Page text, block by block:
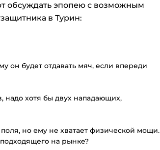
обсуждать эпопею с возможным
в Турин:
он будет отдавать мяч, если впереди
хотя бы двух нападающих,
но ему не хватает физической мощи.
на рынке?